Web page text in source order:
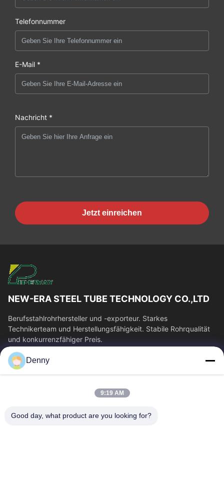
Telefonnummer
E-Mail *
Nachricht *
Jetzt einreichen
NEW-ERA STEEL TUBE TECHNOLOGY CO.,LTD
Berufsstahlrohrhersteller und -exporteur. Starkes
Technikerteam und Herstellungsfähigkeit. Stabile Rohrqualität
und konkurrenzfähiger Preis.
Schnelllinks
Haus
Treten Sie Mit Uns In
Fordern Sie Ein Zitat
Denny
9:19 AM
Good day, what product are you looking for?